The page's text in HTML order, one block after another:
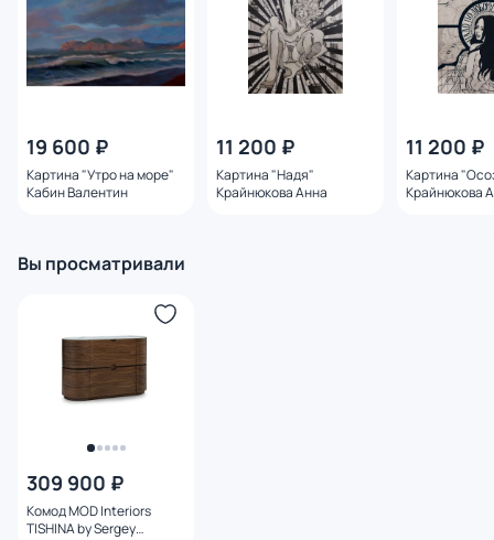
19 600 ₽
Картина "Утро на море"
Кабин Валентин
11 200 ₽
Картина "Надя"
Крайнюкова Анна
11 200 ₽
Картина
Крайнюкова
Вы просматривали
309 900 ₽
Комод MOD Interiors
TISHINA by Sergey